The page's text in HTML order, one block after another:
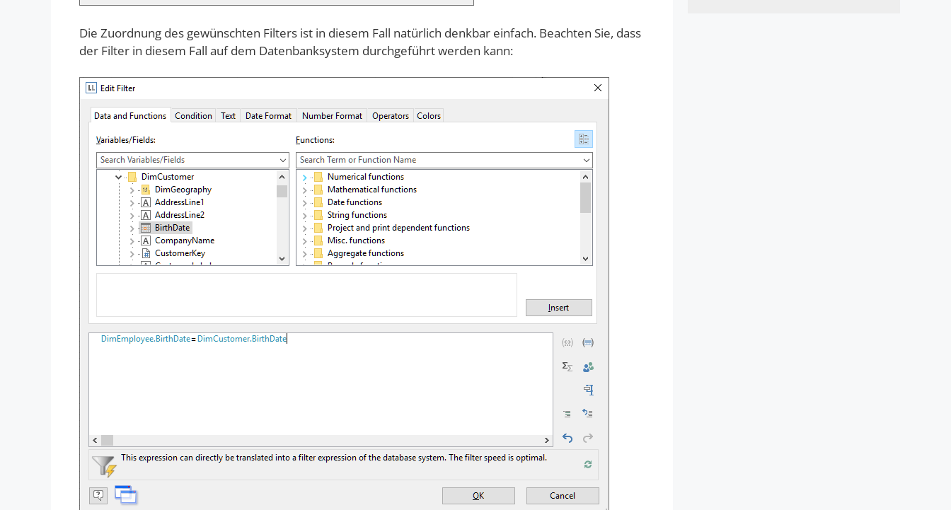
Die Zuordnung des gewünschten Filters ist in diesem Fall natürlich denkbar einfach. Beachten Sie, dass
der Filter in diesem Fall auf dem Datenbanksystem durchgeführt werden kann: